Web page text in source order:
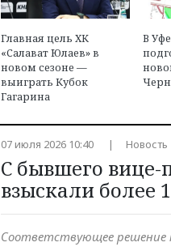
Главная цель ХК
«Салават Юлаев» в
новом сезоне —
выиграть Кубок
Гагарина
В
07 июля 2026 10:40 Новость
С бывшего
взыскали более
Соответствующее решение
Александр
главный
портала